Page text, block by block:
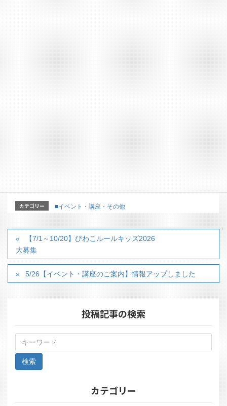
〒525-0066 草津市矢橋町字帰帆2108 淡海環境プラ
ザ2F
TEL：077-569-5301 FAX：077-569-5304
【詳細はこちらのホームページからどうぞ】
ohmi.or.jp/news
【詳細パンフレット】
カテゴリー ■イベント・講座・その他
【7/1～10/20】びわこルールキッズ2026
大募集
5/26【イベント・講座のご案内】情報アップしました
投稿記事の検索
カテゴリー